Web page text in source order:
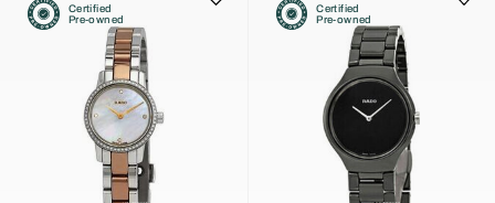
Certified
Pre-owned
Certified
Pre-owned